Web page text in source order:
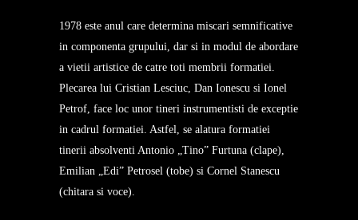
1978 este anul care determina miscari semnificative
in componenta grupului, dar si in modul de abordare
a vietii artistice de catre toti membrii formatiei.
Plecarea lui Cristian Lesciuc, Dan Ionescu si Ionel
Petrof, face loc unor tineri instrumentisti de exceptie
in cadrul formatiei. Astfel, se alatura formatiei
tinerii absolventi Antonio „Tino” Furtuna (clape),
Emilian „Edi” Petrosel (tobe) si Cornel Stanescu
(chitara si voce).